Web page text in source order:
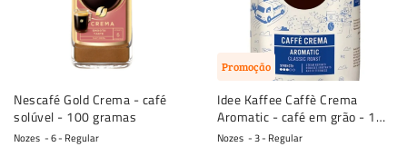
Nescafé Gold Crema - café
solúvel - 100 gramas
Nozes 6 - Regular
Promoção
Idee Kaffee Caffè Crema
Aromatic - café em grão - 1
quilo
Nozes 3 - Regular